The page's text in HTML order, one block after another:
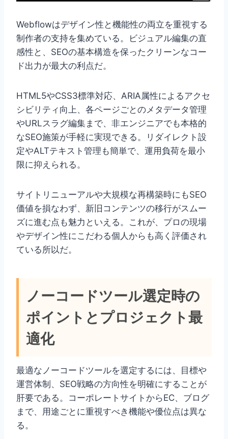
Webflowはデザイン性と機能性の両立を重視する
制作者の支持を集めている。ビジュアル編集の直
感性と、SEOの基本構造を保ったクリーンなコー
ド出力が最大の利点だ。
HTML5やCSS3標準対応、ARIA属性によるアクセ
シビリティ向上、各ページごとのメタデータ管理
やURLスラグ編集まで、非エンジニアでも本格的
なSEO施策が手軽に実現できる。リダイレクト設
定やALTテキスト管理も簡単で、運用負荷を最小
限に抑えられる。
サイトリニューアルや大規模な再構築時にもSEO
価値を損なわず、新旧コンテンツの移行がスムー
ズに進む点も魅力といえる。これが、プロの現場
やデザイン性にこだわる個人からも高く評価され
ている所以だ。
ノーコードツール選定時の
ポイントとプロジェクト最
適化
最適なノーコードツールを選定するには、目標や
運営体制、SEO戦略の方向性を明確にすることが
肝要である。コーポレートサイトからEC、ブログ
まで、用途ごとに重視すべき機能や優位点は異な
る。